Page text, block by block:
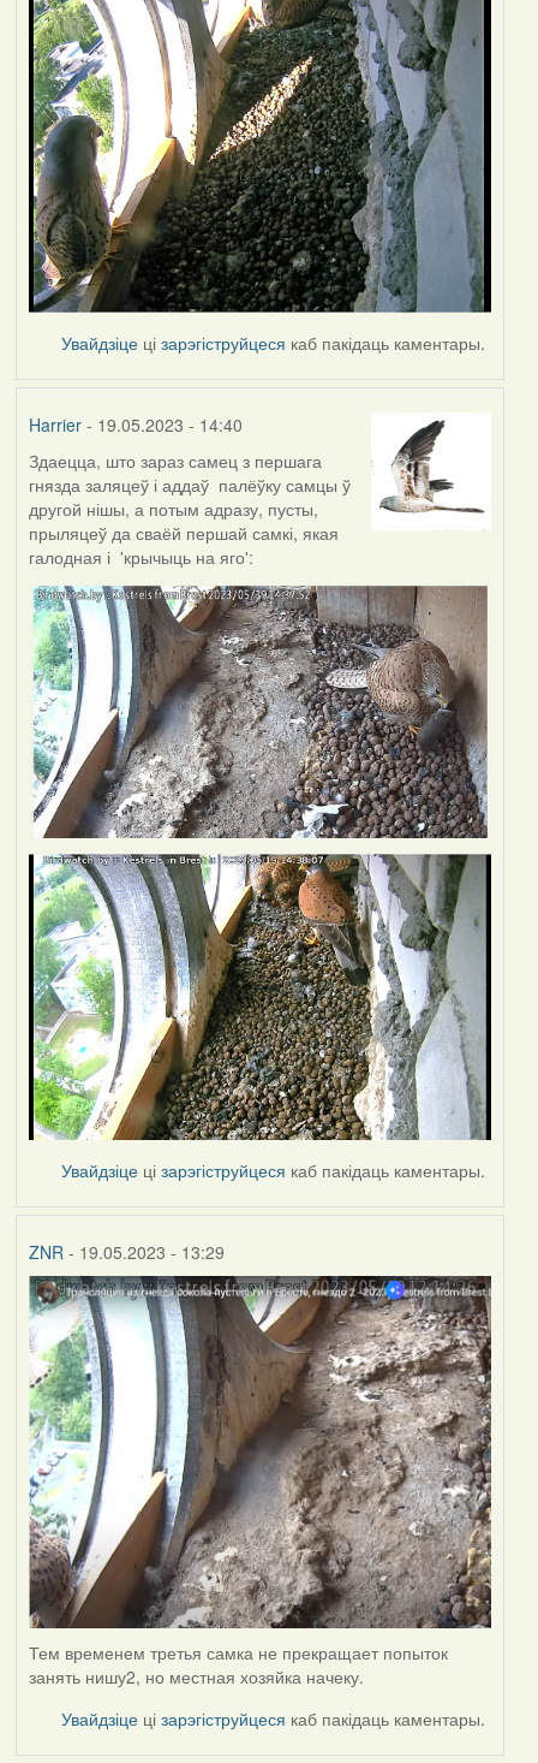
Увайдзіце цізарэгіструйцеся каб пакідаць каментары.
Harrier- 19.05.2023 - 14:40
Здаецца, што зараз самец з першага
гнязда заляцеў і аддаў палёўку самцы ў
другой нішы, а потым адразу, пусты,
прыляцеў да сваёй першай самкі, якая
галодная і 'крычыць на яго':
Увайдзіце цізарэгіструйцеся каб пакідаць каментары.
ZNR- 19.05.2023 - 13:29
Тем временем третья самка не прекращает попыток
занять нишу2, но местная хозяйка начеку.
Увайдзіце цізарэгіструйцеся каб пакідаць каментары.